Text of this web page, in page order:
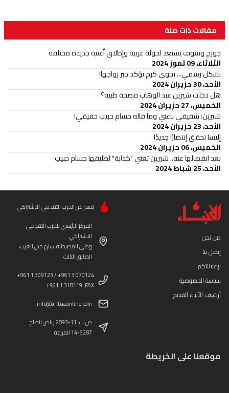
مقالات ذات صلة
جورج وسوف يستعد لجولة عربية وإطلاق أغنية جديدة مختلفة
الثلاثاء، 09 تموز 2024
بشكل رسمي... نجوى كرم تؤكد خبر زواجها!
الأحد، 30 حزيران 2024
هل دخلت شيرين عبد الوهاب مصحة طبية؟
الخميس، 27 حزيران 2024
شيرين: شقيقي باعني وما قاله حسام حبيب حقيقي!
الأحد، 23 حزيران 2024
إليسا تحقق إنتصارًا جديدًا
الخميس، 06 حزيران 2024
بعد انفصالها عنه.. شيرين تغني "كدابة" لطليقها حسام حبيب
الأحد، 25 شباط 2024
من نحن
إتصل بنا
لإعلاناتكم
سياسة الخصوصية
أرشيف الأنباء القديم
تصدر عن الحزب التقدمي الاشتراكي
المركز الرئيسي للحزب التقدمي
الاشتراكي
وطى المصيطبة، شارع جبل العرب،
الطابق الثالث
+961 1 309123 / +961 3 070124
+961 1 318119 :FAX
info@anbaaonline.com
ص.ب: 11-2893 رياض الصلح
14-5287 المزرعة
موقعنا على الخريطة